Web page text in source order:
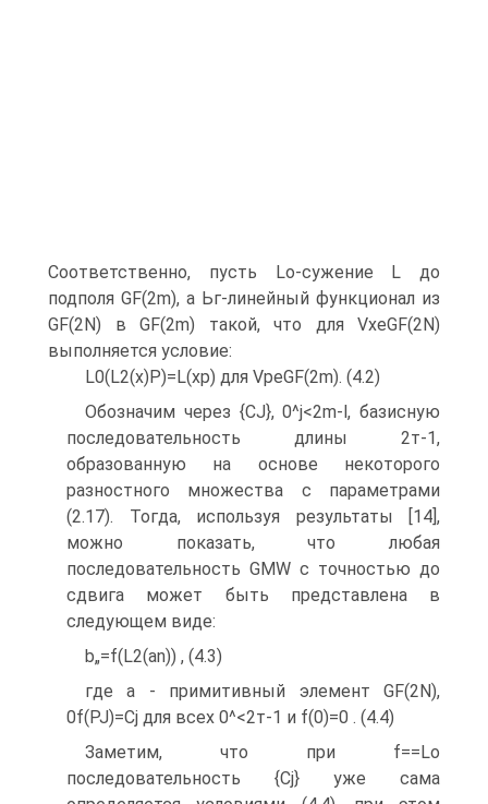
Соответственно, пусть Lo-сужение L до
подполя GF(2m), а Ьг-линейный функционал из
GF(2N) в GF(2m) такой, что для VxeGF(2N)
выполняется условие:
L0(L2(x)P)=L(xp) для VpeGF(2m). (4.2)
Обозначим через {CJ}, 0^j<2m-l, базисную
последовательность длины 2т-1,
образованную на основе некоторого
разностного множества с параметрами
(2.17). Тогда, используя результаты [14],
можно показать, что любая
последовательность GMW с точностью до
сдвига может быть представлена в
следующем виде:
b„=f(L2(an)) , (4.3)
где a - примитивный элемент GF(2N),
0f(PJ)=Cj для всех 0^<2т-1 и f(0)=0 . (4.4)
Заметим, что при f==Lo
последовательность {Cj} уже сама